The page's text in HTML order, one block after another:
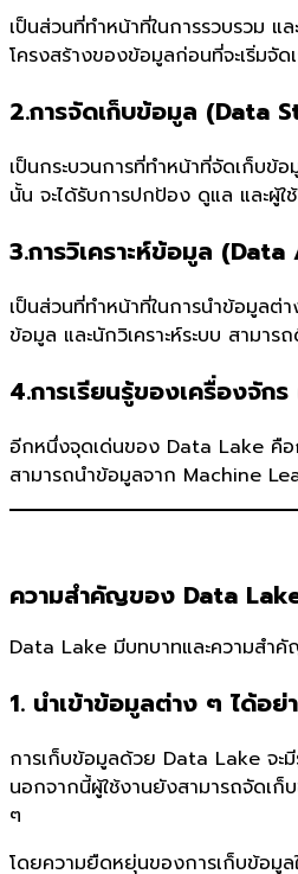
เป็นส่วนที่ทำหน้าที่ในการรวบรวม
โครงสร้างของข้อมูลก่อนที่จะเริ่มจั
2.การจัดเก็บข้อมูล (Data
เป็นกระบวนการที่ทำหน้าที่จัดเก็บ
นั้น จะได้รับการปกป้อง ดูแล และผู้ใ
3.การวิเคราะห์ข้อมูล
เป็นส่วนที่ทำหน้าที่ในการนำข้อมูลต่
ข้อมูล และนักวิเคราะห์ระบบ สามา
4.การเรียนรู้ของเครื่องจัก
อีกหนึ่งจุดเด่นของ Data Lake คือ
สามารถนำข้อมูลจาก Machine
ความสำคัญของ Data
Data Lake มีบทบาทและความสำ
1. นำเข้าข้อมูลต่าง ๆ ได้อ
การเก็บข้อมูลด้วย Data Lake จะ
นอกจากนี้ผู้ใช้งานยังสามารถจัดเก็
ๆ
โดยความยืดหยุ่นของการเก็บข้อมูล